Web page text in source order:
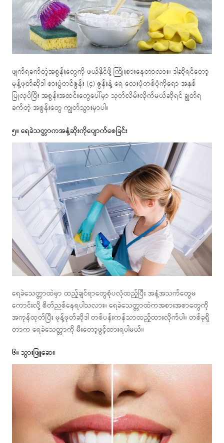
ဖျက်ရခက်တဲ့အစွန်းတွေကို ဖယ်နိုင်ဖို့ ကြိုးစားနေတာလား။ ဒါဆိုရင်တော့
မုန့်ဖုတ်ဆိုဒါ စားပွဲတင်ဇွန်း (၄) ဇွန်းနဲ့ ရေ လေးပုံတစ်ပုံကိုရော အနှစ်
ပြုလုပ်ပြီး အစွန်းအထင်းတွေပေါ်မှာ သုတ်လိမ်းလိုက်မယ်ဆိုရင် ချွတ်ရ
ခက်တဲ့ အစွန်းတွေ ကျွတ်သွားမှာပါ။
၅။ ရေခဲသတ္တာကအနံ့ဆိုးကိုပျောက်စေခြင်း
ရေခဲသေတ္တာထဲမှာ ထည့်ချင်ရာတွေစုံပလုံထည့်ပြီး အနံ့အသက်တွေမ
ကောင်းလို့ စိတ်ညစ်နေရပါသလား။ ရေခဲသေတ္တာထဲကအစားအစာတွေကို
အကုန်ထုတ်ပြီး မုန့်ဖုတ်ဆိုဒါ တစ်ပန်းကန်သာထည့်ထားလိုက်ပါ။ တစ်ခုရှိ
တာက ရေခဲသေတ္တာကို မီးတော့ဖွင့်ထားရပါမယ်။
၆။ သွားဖြူဆေး